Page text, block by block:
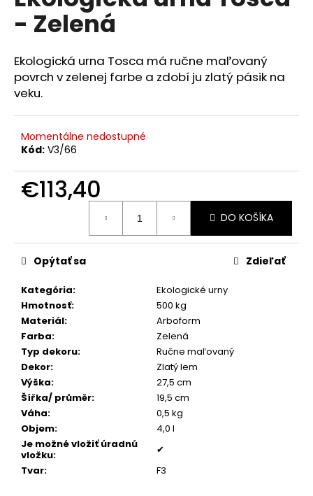
z
hviezdičiek.
- Zelená
Ekologická urna Tosca má ručne maľovaný
povrch v zelenej farbe a zdobí ju zlatý pásik na
veku.
Momentálne nedostupné
Kód: V3/66
€113,40
DO KOŠÍKA
Kategória:
Ekologické urny
Hmotnosť:
500 kg
Materiál:
Arboform
Farba:
Zelená
Typ dekoru:
Ručne maľovaný
Dekor:
Zlatý lem
Výška:
27,5 cm
Šířka/ průměr:
19,5 cm
Váha:
0,5 kg
Objem:
4,0 l
Je možné vložiť úradnú
vložku:
✔
Tvar: F3
Opýtať sa Zdieľať
á
s
ť
?
d
p
o
ú
č
a
m
e
POZLÁTENÝ
PRSTEŇ
ZELENÝ
ACHÁT
€160